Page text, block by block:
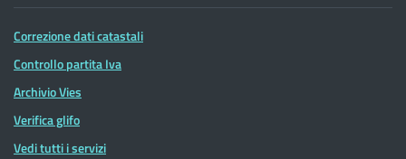
Correzione dati catastali
Controllo partita Iva
Archivio Vies
Verifica glifo
Vedi tutti i servizi